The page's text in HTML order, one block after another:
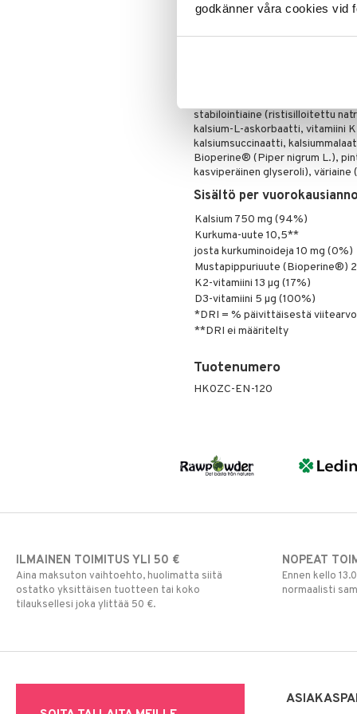
godkänner våra cookies vid
käyttää monipuolisen
Kalsiumkarbonaatti,
kasviperäinen rasvahappojen
stabilointiaine (ristisilloitettu
kalsium-L-askorbaatti, vitamiini
kalsiumsuccinaatti,
Bioperine® (Piper nigrum L.),
kasviperäinen glyseroli), väriaine
Sisältö per
Kalsium 750 mg (94%)
Kurkuma-uute 10,5**
josta kurkuminoideja 10 mg (0%)
Mustapippuriuute (Bioperine®)
K2-vitamiini 13 µg (17%)
D3-vitamiini 5 µg (100%)
*DRI = % päivittäisestä
**DRI ei määritelty
Tuotenumero
HK0ZC-EN-120
ILMAINEN TOIMITUS YLI 50 €
Aina maksuton vaihtoehto, huolimatta siitä
ostatko yksittäisen tuotteen tai koko
tilauksellesi joka ylittää 50 €.
NOPEAT
Ennen kello
normaalisti